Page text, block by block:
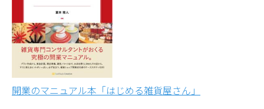
開業のマニュアル本「はじめる雑貨屋さん」